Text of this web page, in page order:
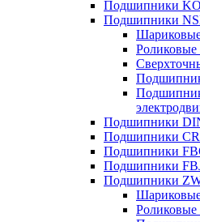
Подшипники
Подшипники
Подшипники
Подшипники
Подшипники
Подшипники
Подшипники